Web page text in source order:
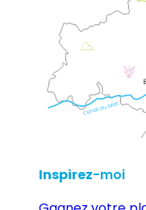
Inspirez-moi